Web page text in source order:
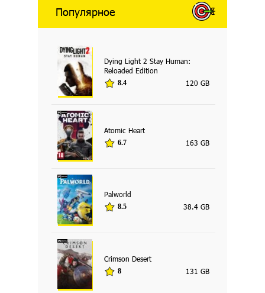
Популярное
Dying Light 2 Stay Human:
Reloaded Edition
8.4 120 GB
Atomic Heart
6.7 163 GB
Palworld
8.5 38.4 GB
Crimson Desert
8 131 GB